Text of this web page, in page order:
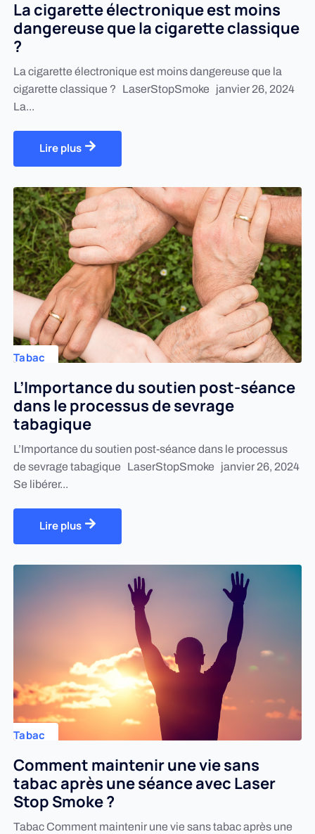
La cigarette électronique est moins
dangereuse que la cigarette classique
?
La cigarette électronique est moins dangereuse que la
cigarette classique ? LaserStopSmoke janvier 26, 2024
La...
Lire plus
Tabac
L’Importance du soutien post-séance
dans le processus de sevrage
tabagique
L’Importance du soutien post-séance dans le processus
de sevrage tabagique LaserStopSmoke janvier 26, 2024
Se libérer...
Lire plus
Tabac
Comment maintenir une vie sans
tabac après une séance avec Laser
Stop Smoke ?
Tabac Comment maintenir une vie sans tabac après une